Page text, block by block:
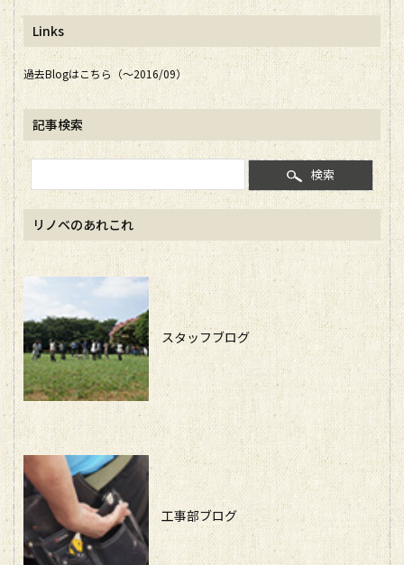
Links
過去Blogはこちら（～2016/09）
記事検索
検索
リノベのあれこれ
スタッフブログ
工事部ブログ